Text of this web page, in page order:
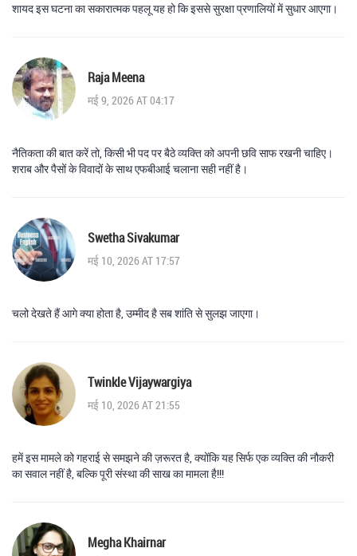
शायद इस घटना का सकारात्मक पहलू यह हो कि इससे सुरक्षा प्रणालियों में सुधार आएगा।
Raja Meena
मई 9, 2026 AT 04:17
नैतिकता की बात करें तो, किसी भी पद पर बैठे व्यक्ति को अपनी छवि साफ रखनी चाहिए।
शराब और पैसों के विवादों के साथ एफबीआई चलाना सही नहीं है।
Swetha Sivakumar
मई 10, 2026 AT 17:57
चलो देखते हैं आगे क्या होता है, उम्मीद है सब शांति से सुलझ जाएगा।
Twinkle Vijaywargiya
मई 10, 2026 AT 21:55
हमें इस मामले को गहराई से समझने की ज़रूरत है, क्योंकि यह सिर्फ एक व्यक्ति की नौकरी
का सवाल नहीं है, बल्कि पूरी संस्था की साख का मामला है!!!
Megha Khairnar